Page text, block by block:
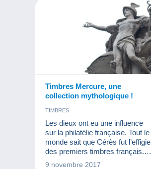
Timbres Mercure, une
collection mythologique !
TIMBRES
Les dieux ont eu une influence
sur la philatélie française. Tout le
monde sait que Cérès fut l’effigie
des premiers timbres français.
Aujourd’hui, nous avons eu envie
9 novembre 2017